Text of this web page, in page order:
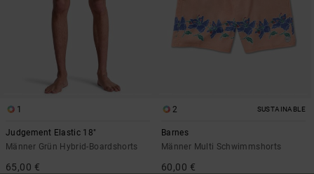
1
Judgement Elastic 18"
Männer Grün Hybrid-Boardshorts
65,00 €
2 SUSTAINABLE
Barnes
Männer Multi Schwimmshorts
60,00 €